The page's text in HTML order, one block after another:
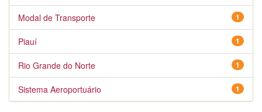
1
Modal de Transporte
1
Piauí
1
Rio Grande do Norte
1
Sistema Aeroportuário